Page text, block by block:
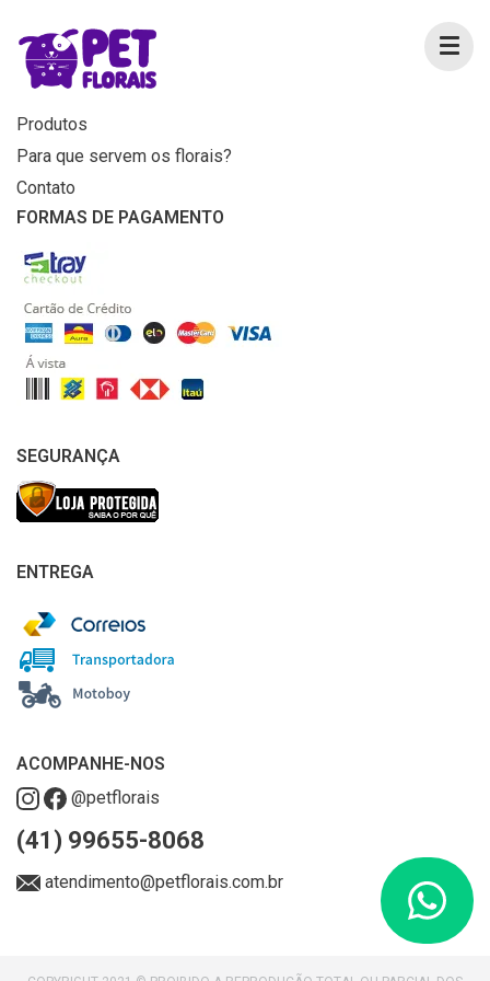
MENU
Home
Produtos
Para que servem os florais?
Contato
FORMAS DE PAGAMENTO
SEGURANÇA
ENTREGA
ACOMPANHE-NOS
@petflorais
(41) 99655-8068
atendimento@petflorais.com.br